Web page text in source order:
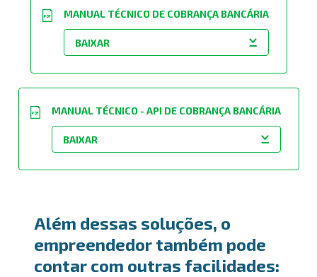
MANUAL TÉCNICO DE COBRANÇA BANCÁRIA
PDF
MANUAL TÉCNICO - API DE COBRANÇA BANCÁRIA
PDF
Além dessas soluções, o
empreendedor também pode
contar com outras facilidades: